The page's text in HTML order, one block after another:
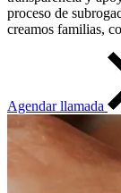
proceso de
creamos familias,
Agendar llamada